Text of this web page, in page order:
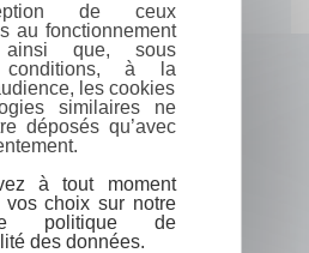
de ceux
au fonctionnement
que, sous
conditions, à la
les cookies
similaires ne
déposés qu’avec
à tout moment
vos choix sur notre
politique de
des données.